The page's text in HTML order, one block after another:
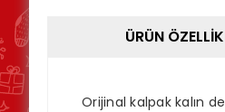
ÜRÜN
Orijinal kalpak kalın